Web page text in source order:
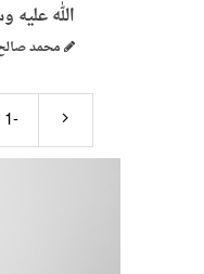
الله عليه
محمد
-1